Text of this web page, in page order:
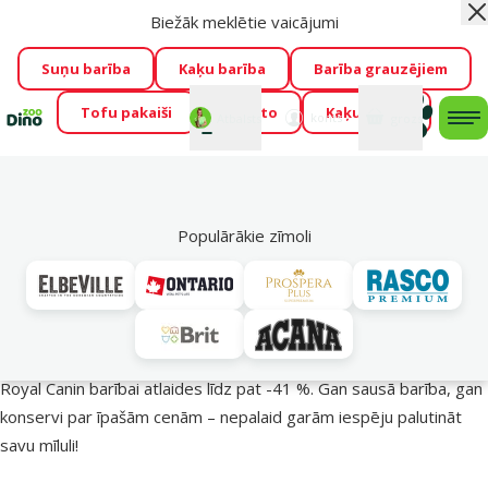
Visu mēnesi Dino Zoo piedāvā lieliskas cenas mīluļu TOP
barībām! 🍖→Skatīt piedāvājumu!
Fotokonkurss “GADA ŪSAIŅI”!
Varbūt tieši Tavs mīlulis
būs 2027. gada zvaigzne
→Piedalīties
Mans
konts
Biežāk meklētie vaicājumi
Suņu barība Kaķu barība Barība grauzējiem
Tofu pakaiši Foresto Kaķu mājas
Populārākie zīmoli
Royal Canin: Karalisks piedāvājums 👑
Royal Canin barībai atlaides līdz pat -41 %. Gan sausā barība, gan
konservi par īpašām cenām – nepalaid garām iespēju palutināt
savu mīluli!